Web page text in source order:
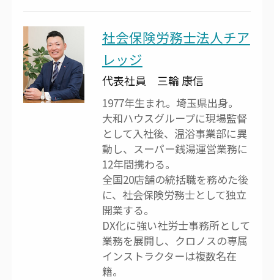
社会保険労務士法人チア
レッジ
代表社員 三輪 康信
1977年生まれ。埼玉県出身。
大和ハウスグループに現場監督
として入社後、温浴事業部に異
動し、スーパー銭湯運営業務に
12年間携わる。
全国20店舗の統括職を務めた後
に、社会保険労務士として独立
開業する。
DX化に強い社労士事務所として
業務を展開し、クロノスの専属
インストラクターは複数名在
籍。